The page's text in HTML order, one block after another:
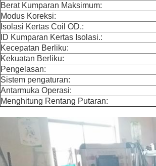
Berat Kumparan Maksimum:
Modus Koreksi:
Isolasi Kertas Coil OD.:
ID Kumparan Kertas Isolasi.:
Kecepatan Berliku:
Kekuatan Berliku:
Pengelasan:
Sistem pengaturan:
Antarmuka Operasi:
Menghitung Rentang Putaran: